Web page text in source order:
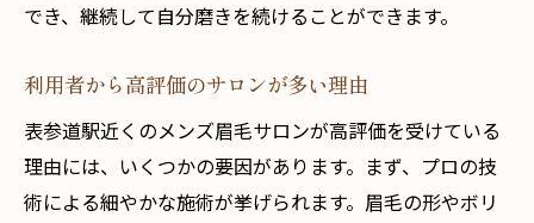
でき、継続して自分磨きを続けることができます。
利用者から高評価のサロンが多い理由
表参道駅近くのメンズ眉毛サロンが高評価を受けている
理由には、いくつかの要因があります。まず、プロの技
術による細やかな施術が挙げられます。眉毛の形やボリ